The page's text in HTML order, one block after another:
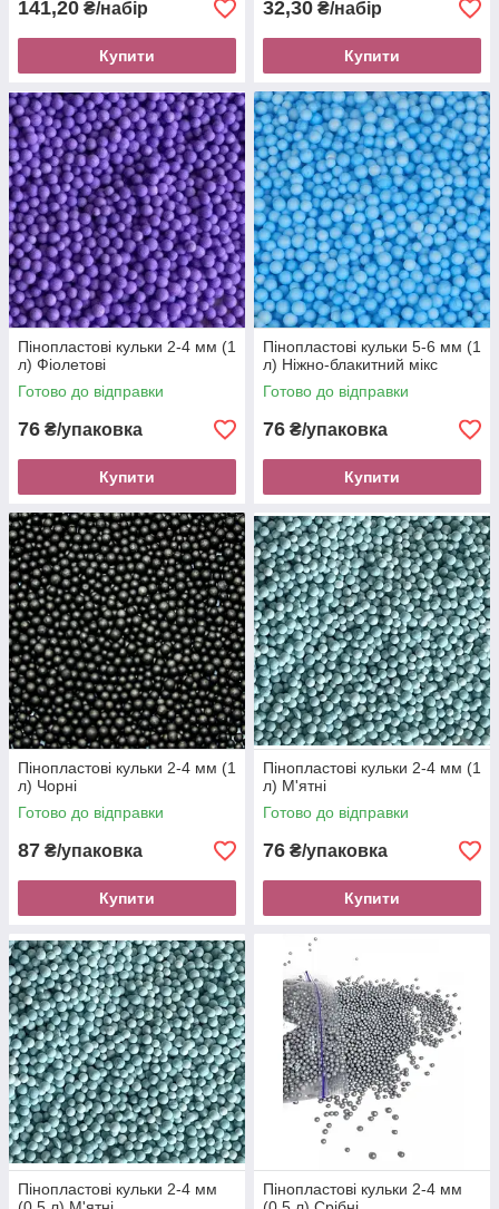
141,20 ₴/набір
Купити
32,30 ₴/набір
Купити
Пінопластові кульки 2-4 мм (1
л) Фіолетові
Готово до відправки
76 ₴/упаковка
Купити
Пінопластові кульки 5-6 мм (1
л) Ніжно-блакитний мікс
Готово до відправки
76 ₴/упаковка
Купити
Пінопластові кульки 2-4 мм (1
л) Чорні
Готово до відправки
87 ₴/упаковка
Купити
Пінопластові кульки 2-4 мм (1
л) М'ятні
Готово до відправки
76 ₴/упаковка
Купити
Пінопластові кульки 2-4 мм
Пінопластові кульки 2-4 мм